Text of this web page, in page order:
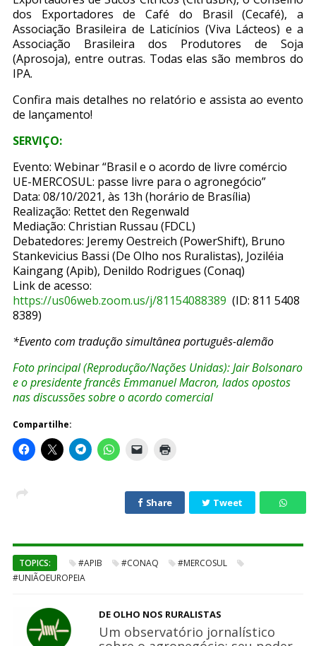
dos Exportadores de Café do Brasil (Cecafé), a
Associação Brasileira de Laticínios (Viva Lácteos) e a
Associação Brasileira dos Produtores de Soja
(Aprosoja), entre outras. Todas elas são membros do
IPA.
Confira mais detalhes no relatório e assista ao evento
de lançamento!
SERVIÇO:
Evento: Webinar “Brasil e o acordo de livre comércio
UE-MERCOSUL: passe livre para o agronegócio”
Data: 08/10/2021, às 13h (horário de Brasília)
Realização: Rettet den Regenwald
Mediação: Christian Russau (FDCL)
Debatedores: Jeremy Oestreich (PowerShift), Bruno
Stankevicius Bassi (De Olho nos Ruralistas), Joziléia
Kaingang (Apib), Denildo Rodrigues (Conaq)
Link de acesso:
https://us06web.zoom.us/j/81154088389 (ID: 811 5408
8389)
*Evento com tradução simultânea português-alemão
Foto principal (Reprodução/Nações Unidas): Jair Bolsonaro
e o presidente francês Emmanuel Macron, lados opostos
nas discussões sobre o acordo comercial
Compartilhe:
Share Tweet
TOPICS: #APIB #CONAQ
#MERCOSUL
#UNIÃOEUROPEIA
DE OLHO NOS RURALISTAS
Um observatório jornalístico